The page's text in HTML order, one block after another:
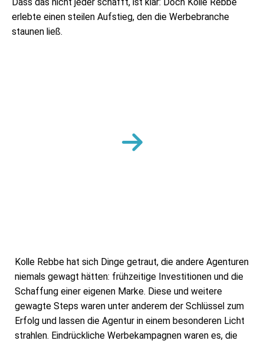
erlebte einen steilen Aufstieg, den die Werbebranche
staunen ließ.
Kolle Rebbe hat sich Dinge getraut, die andere Agenturen
niemals gewagt hätten: frühzeitige Investitionen und die
Schaffung einer eigenen Marke. Diese und weitere
gewagte Steps waren unter anderem der Schlüssel zum
Erfolg und lassen die Agentur in einem besonderen Licht
strahlen. Eindrückliche Werbekampagnen waren es, die